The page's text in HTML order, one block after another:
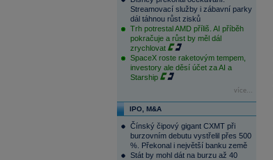
Streamovací služby i zábavní parky
dál táhnou růst zisků
Trh potrestal AMD příliš. AI příběh
pokračuje a růst by měl dál
zrychlovat
SpaceX roste raketovým tempem,
investory ale děsí účet za AI a
Starship
více...
IPO, M&A
Čínský čipový gigant CXMT při
burzovním debutu vystřelil přes 500
%. Překonal i největší banku země
Stát by mohl dát na burzu až 40